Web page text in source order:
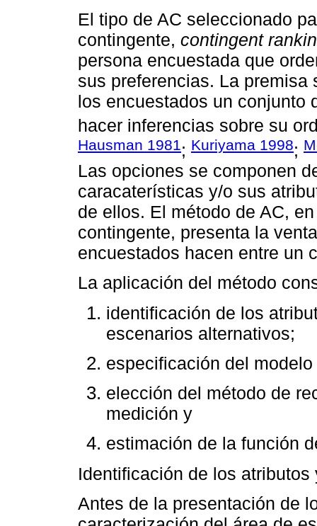
El tipo de AC seleccionado
contingente, contingent
persona encuestada que
sus preferencias. La
los encuestados un conjunto
hacer inferencias sobre su
Hausman 1981 ; Kuriyama 1998;
Las opciones se componen
caracaterísticas y/o sus
de ellos. El método de AC,
contingente, presenta la
encuestados hacen entre un
La aplicación del método
identificación de los
escenarios alternativos;
especificación del
elección del método de
medición y
estimación de la función
Identificación de los atributos
Antes de la presentación de